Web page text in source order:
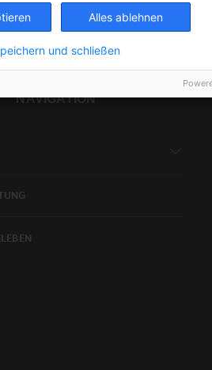
NAVIGATION
Alles ablehnen
und schließen